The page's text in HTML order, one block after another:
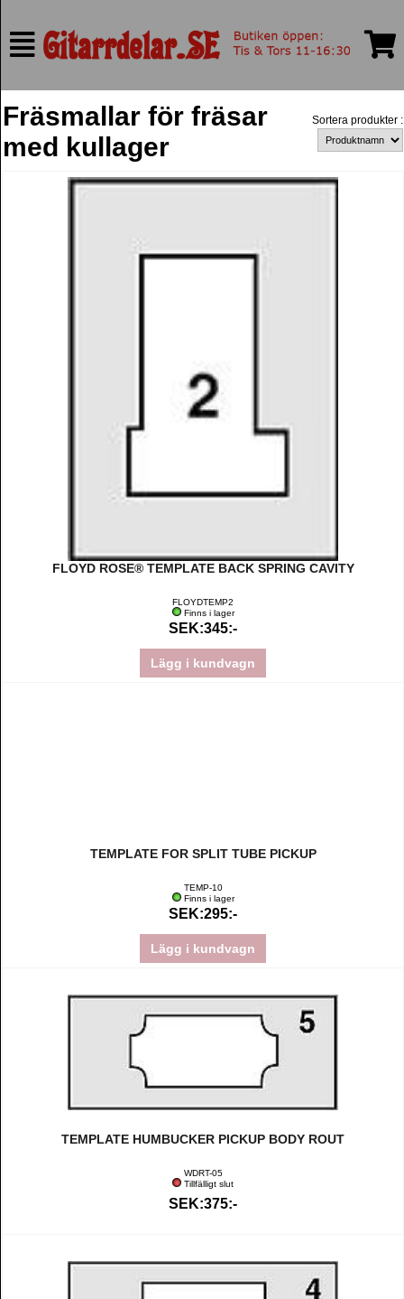
Fräsmallar för fräsar
med kullager
Sortera produkter :
FLOYD ROSE® TEMPLATE BACK SPRING CAVITY
FLOYDTEMP2
Finns i lager
SEK:345:-
Lägg i kundvagn
TEMPLATE FOR SPLIT TUBE PICKUP
TEMP-10
Finns i lager
SEK:295:-
Lägg i kundvagn
TEMPLATE HUMBUCKER PICKUP BODY ROUT
WDRT-05
Tillfälligt slut
SEK:375:-